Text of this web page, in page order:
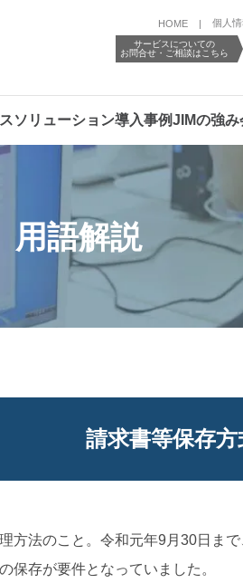
HOME 個人
サービスについての
お問合せ・ご相談はこちら
ソリューション導入事例JIMの強み
用語解説
請求書等保存方
方法のこと。令和元年9月30日ま
保存が要件となっていました。